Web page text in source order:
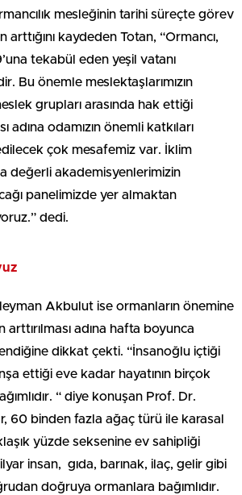
mesleğinin tarihi süreçte görev
arttığını kaydeden Totan, “Ormancı,
tekabül eden yeşil vatanı
Bu önemle meslektaşlarımızın
grupları arasında hak ettiği
adına odamızın önemli katkıları
çok mesafemiz var. İklim
değerli akademisyenlerimizin
panelimizde yer almaktan
dedi.
Akbulut ise ormanların önemine
arttırılması adına hafta boyunca
dikkat çekti. “İnsanoğlu içtiği
ettiği eve kadar hayatının birçok
“ diye konuşan Prof. Dr.
60 binden fazla ağaç türü ile karasal
yüzde seksenine ev sahipliği
insan, gıda, barınak, ilaç, gelir gibi
doğruya ormanlara bağımlıdır.